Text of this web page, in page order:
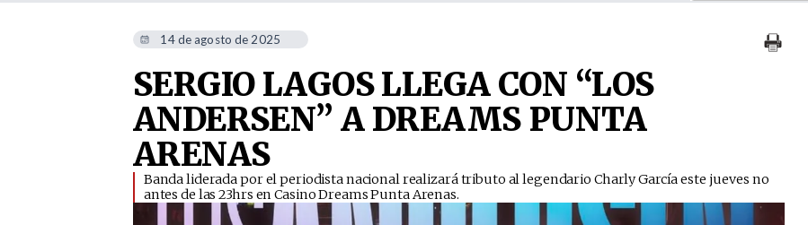
14 de agosto de 2025
SERGIO LAGOS LLEGA CON “LOS
ANDERSEN” A DREAMS PUNTA
ARENAS
​Banda liderada por el periodista nacional realizará tributo al legendario Charly García este jueves no
antes de las 23hrs en Casino Dreams Punta Arenas.